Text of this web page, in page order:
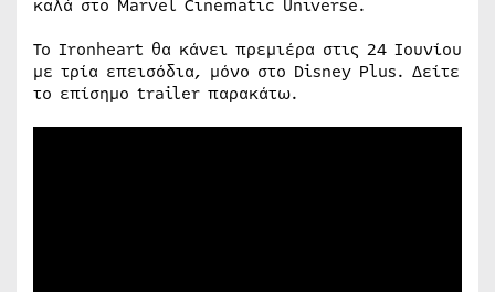
καλά στο Marvel Cinematic Universe.
Το Ironheart θα κάνει πρεμιέρα στις 24 Ιουνίου
με τρία επεισόδια, μόνο στο Disney Plus. Δείτε
το επίσημο trailer παρακάτω.